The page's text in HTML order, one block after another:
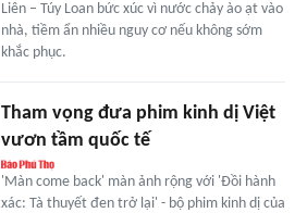
Liên – Túy Loan bức xúc vì nước chảy ào ạt vào
nhà, tiềm ẩn nhiều nguy cơ nếu không sớm
khắc phục.
Tham vọng đưa phim kinh dị Việt
vươn tầm quốc tế
'Màn come back' màn ảnh rộng với 'Đồi hành
xác: Tà thuyết đen trở lại' - bộ phim kinh dị của